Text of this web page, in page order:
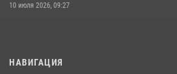
10 июля 2026, 09:27
НАВИГАЦИЯ